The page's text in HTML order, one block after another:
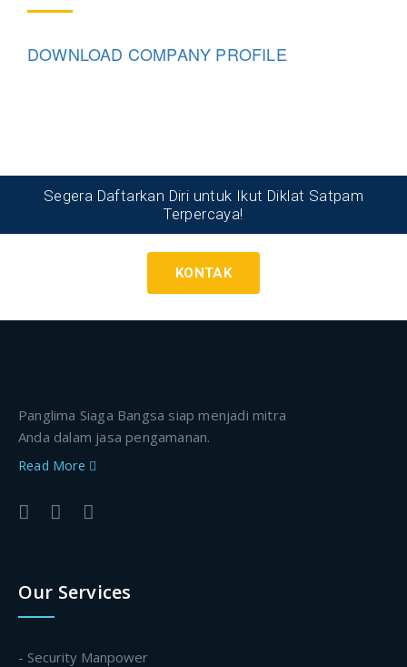
DOWNLOAD COMPANY PROFILE
Segera Daftarkan Diri untuk Ikut Diklat Satpam
Terpercaya!
KONTAK
Panglima Siaga Bangsa siap menjadi mitra
Anda dalam jasa pengamanan.
Read More
Our Services
- Security Manpower